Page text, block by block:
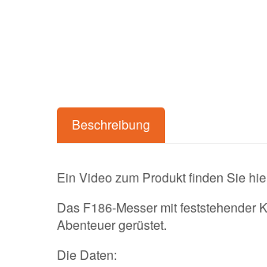
Beschreibung
Ein Video zum Produkt finden Sie
Das F186-Messer mit feststehender
Abenteuer gerüstet.
Die Daten: